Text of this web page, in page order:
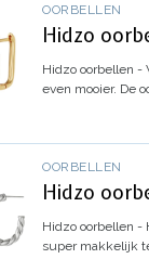
OORBELLEN
Hidzo
Hidzo oorbellen -
even mooier. De
OORBELLEN
Hidzo
Hidzo oorbellen -
super makkelijk